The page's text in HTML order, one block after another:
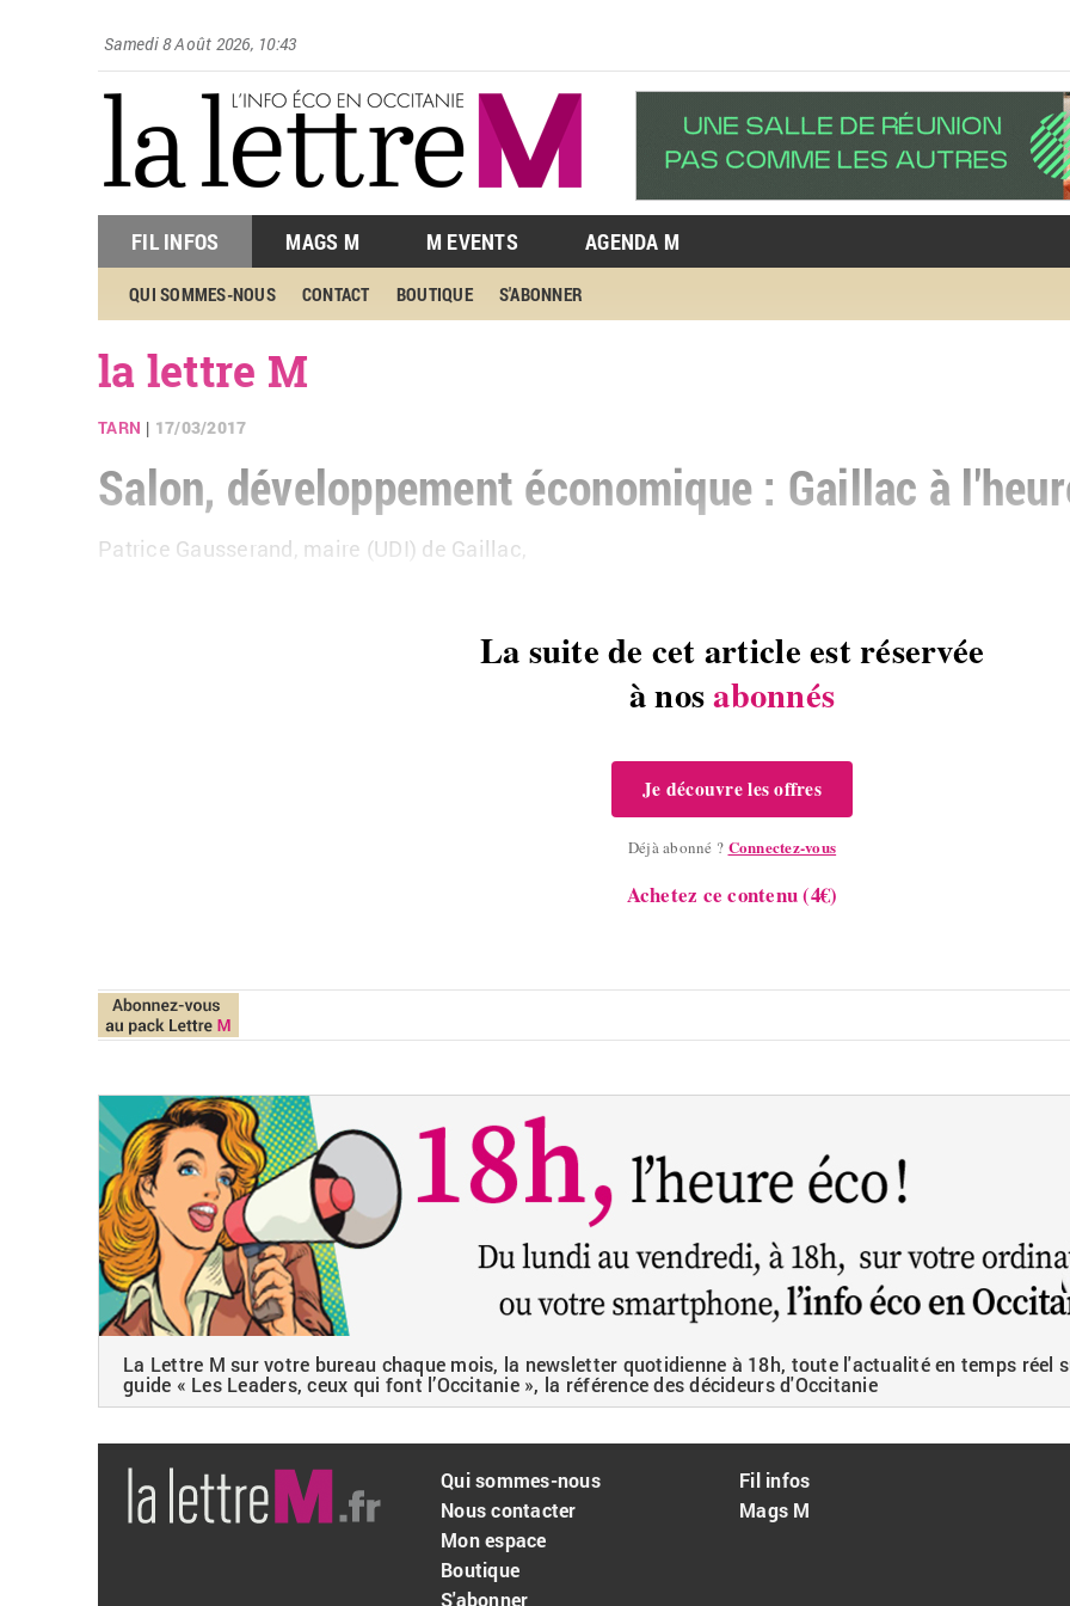
Samedi 8 Août 2026, 10:43
FIL INFOS MAGS M M EVENTS AGENDA M
QUI SOMMES-NOUS CONTACT BOUTIQUE S'ABONNER
la lettre M
TARN 17/03/2017
Salon, développement économique : Gaillac à
Patrice Gausserand, maire (UDI) de Gaillac,
La suite de cet article est réservée
à nosabonnés
Je découvre les offres
Déjà abonné ? Connectez-vous
Achetez ce contenu (4€)
La Lettre M sur votre bureau chaque mois, la newsletter quotidienne à 18h, toute l'actualité en temps réel
guide « Les Leaders, ceux qui font l’Occitanie », la référence des décideurs d'Occitanie
Qui sommes-nous
Nous contacter
Mon espace
Boutique
S'abonner
Fil infos
Mags M